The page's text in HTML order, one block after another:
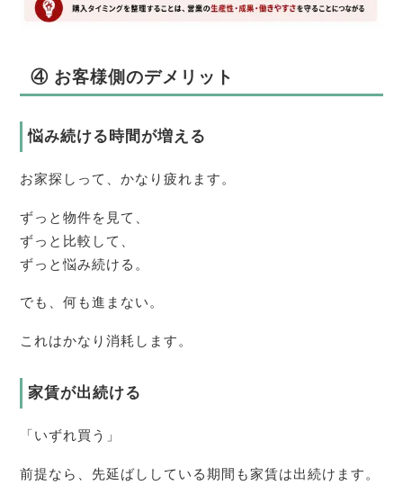
④ お客様側のデメリット
悩み続ける時間が増える
お家探しって、かなり疲れます。
ずっと物件を見て、
ずっと比較して、
ずっと悩み続ける。
でも、何も進まない。
これはかなり消耗します。
家賃が出続ける
「いずれ買う」
前提なら、先延ばししている期間も家賃は出続けます。